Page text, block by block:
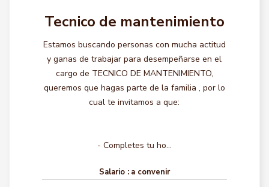
Tecnico de mantenimiento
Estamos buscando personas con mucha actitud
y ganas de trabajar para desempeñarse en el
cargo de TECNICO DE MANTENIMIENTO,
queremos que hagas parte de la familia , por lo
cual te invitamos a que:
- Completes tu ho...
Salario : a convenir